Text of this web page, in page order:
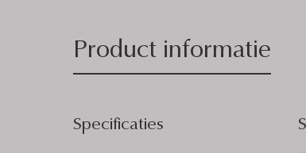
Product informatie
Specificaties